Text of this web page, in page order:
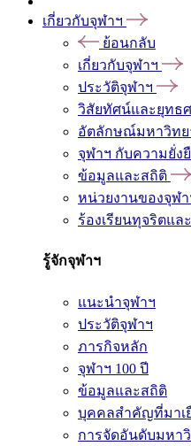
เกี่ยวกับจุฬาฯ
ย้อนกลับ
เกี่ยวกับจุฬาฯ
ประวัติจุฬาฯ
วิสัยทัศน์และยุทธ
อัตลักษณ์มหาวิทย
จุฬาฯ กับความยั่ง
ข้อมูลและสถิติ
หน่วยงานของจุฬา
ร้องเรียนทุจริตแ
รู้จักจุฬาฯ
แนะนำจุฬาฯ
ประวัติจุฬาฯ
ภารกิจหลัก
จุฬาฯ 100 ปี
ข้อมูลและสถิติ
บุคคลสำคัญที่มาเ
การจัดอันดับมหา